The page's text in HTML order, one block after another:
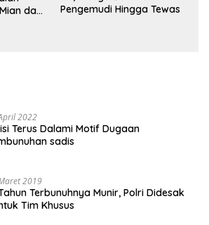
dan
Pengemudi Hingga Tewas
2022
Terus Dalami Motif Dugaan
sadis
2019
Terbunuhnya Munir, Polri Didesak
Tim Khusus